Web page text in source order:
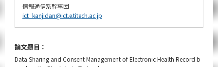
情報通信系幹事団
ict_kanjidan@ict.e.titech.ac.jp
論文題目：
Data Sharing and Consent Management of Electronic Health Record b
サイト構成